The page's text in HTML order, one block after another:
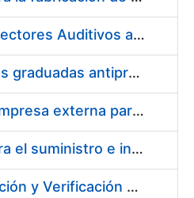
Suministro de Protectores Auditivos a medida para las personas trabajadoras de los Centros de Trabajo de Madrid y Burgos
Suministro de gafas graduadas antiproyecciones para los trabajadores de la FNMT-RCM en los centros de trabajo de Madrid y Burgos
Servicios de una empresa externa para el asesoramiento y resolución de los recursos de alzada que se presentan relacionados con procesos de selección para la FNMT-RCM
Acuerdo marco para el suministro e instalación de persianas, estores y otros complementos
Servicio de Calibración y Verificación Externa de los Equipos de Medición del Servicio de Prevención de la FNMT-RCM